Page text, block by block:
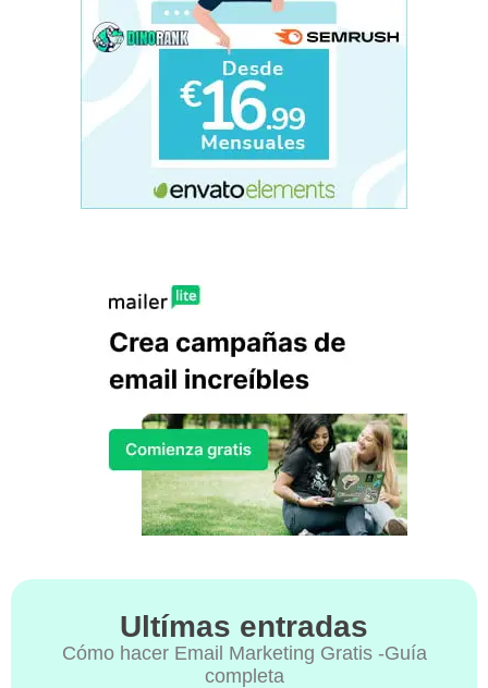
Ultímas entradas
Cómo hacer Email Marketing Gratis -Guía
completa